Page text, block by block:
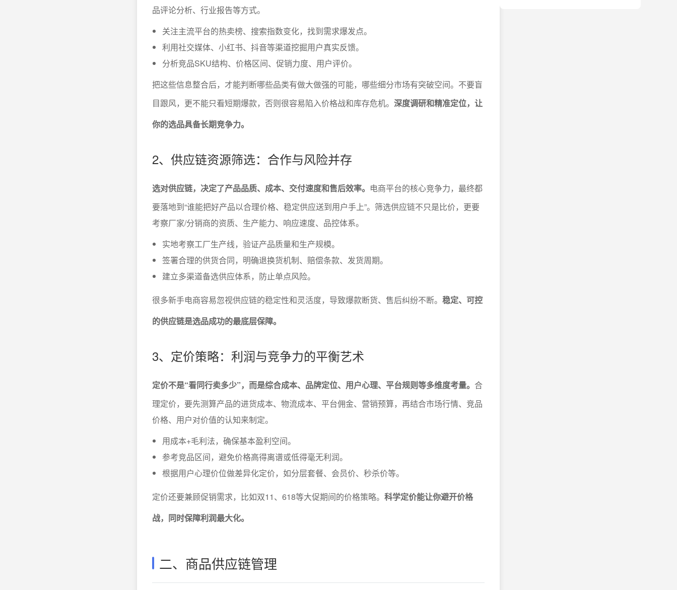
品评论分析、行业报告等方式。
关注主流平台的热卖榜、搜索指数变化，找到需求爆发点。
利用社交媒体、小红书、抖音等渠道挖掘用户真实反馈。
分析竞品SKU结构、价格区间、促销力度、用户评价。
把这些信息整合后，才能判断哪些品类有做大做强的可能，哪些细分市场有突破空间。不要盲
目跟风，更不能只看短期爆款，否则很容易陷入价格战和库存危机。 深度调研和精准定位，让
你的选品具备长期竞争力。
2、供应链资源筛选：合作与风险并存
选对供应链，决定了产品品质、成本、交付速度和售后效率。 电商平台的核心竞争力，最终都
要落地到“谁能把好产品以合理价格、稳定供应送到用户手上”。筛选供应链不只是比价，更要
考察厂家/分销商的资质、生产能力、响应速度、品控体系。
实地考察工厂生产线，验证产品质量和生产规模。
签署合理的供货合同，明确退换货机制、赔偿条款、发货周期。
建立多渠道备选供应体系，防止单点风险。
很多新手电商容易忽视供应链的稳定性和灵活度，导致爆款断货、售后纠纷不断。 稳定、可控
的供应链是选品成功的最底层保障。
3、定价策略：利润与竞争力的平衡艺术
定价不是“看同行卖多少”，而是综合成本、品牌定位、用户心理、平台规则等多维度考量。 合
理定价，要先测算产品的进货成本、物流成本、平台佣金、营销预算，再结合市场行情、竞品
价格、用户对价值的认知来制定。
用成本+毛利法，确保基本盈利空间。
参考竞品区间，避免价格高得离谱或低得毫无利润。
根据用户心理价位做差异化定价，如分层套餐、会员价、秒杀价等。
定价还要兼顾促销需求，比如双11、618等大促期间的价格策略。 科学定价能让你避开价格
战，同时保障利润最大化。
二、商品供应链管理